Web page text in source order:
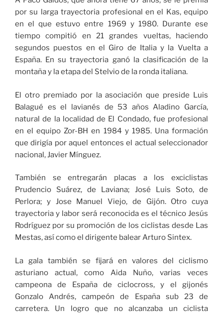
por su larga trayectoria profesional en el Kas, equipo
en el que estuvo entre 1969 y 1980. Durante ese
tiempo compitió en 21 grandes vueltas, haciendo
segundos puestos en el Giro de Italia y la Vuelta a
España. En su trayectoria ganó la clasificación de la
montaña y la etapa del Stelvio de la ronda italiana.
El otro premiado por la asociación que preside Luis
Balagué es el lavianés de 53 años Aladino García,
natural de la localidad de El Condado, fue profesional
en el equipo Zor-BH en 1984 y 1985. Una formación
que dirigía por aquel entonces el actual seleccionador
nacional, Javier Mínguez.
También se entregarán placas a los exciclistas
Prudencio Suárez, de Laviana; José Luis Soto, de
Perlora; y Jose Manuel Viejo, de Gijón. Otro cuya
trayectoria y labor será reconocida es el técnico Jesús
Rodríguez por su promoción de los ciclistas desde Las
Mestas, así como el dirigente balear Arturo Sintex.
La gala también se fijará en valores del ciclismo
asturiano actual, como Aida Nuño, varias veces
campeona de España de ciclocross, y el gijonés
Gonzalo Andrés, campeón de España sub 23 de
carretera. Un logro que no alcanzaba un ciclista